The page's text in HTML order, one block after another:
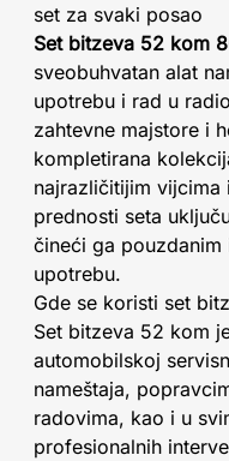
set za svaki posao
Set bitzeva 52 kom
sveobuhvatan alat
upotrebu i rad u
zahtevne majstore i
kompletirana
najrazličitijim vijcima
prednosti seta
čineći ga
upotrebu.
Gde se koristi set
Set bitzeva 52 kom
automobilskoj
nameštaja,
radovima, kao i u
profesionalnih